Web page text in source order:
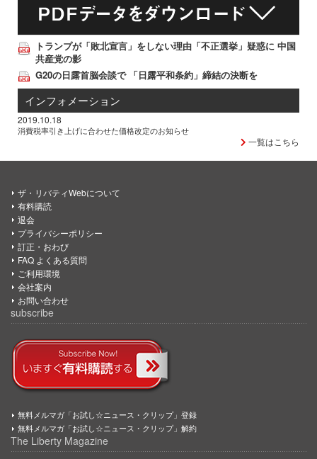
トランプが「敗北宣言」をしない理由「不正選挙」疑惑に 中国
共産党の影
G20の日露首脳会談で 「日露平和条約」締結の決断を
インフォメーション
2019.10.18
消費税率引き上げに合わせた価格改定のお知らせ
一覧はこちら
ザ・リバティWebについて
有料購読
退会
プライバシーポリシー
訂正・おわび
FAQ よくある質問
ご利用環境
会社案内
お問い合わせ
subscribe
無料メルマガ「お試し☆ニュース・クリップ」登録
無料メルマガ「お試し☆ニュース・クリップ」解約
The Liberty Magazine